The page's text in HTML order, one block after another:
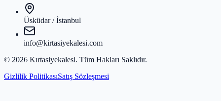
Üsküdar / İstanbul
info@kirtasiyekalesi.com
© 2026 Kırtasiyekalesi. Tüm Hakları Saklıdır.
Gizlilik PolitikasıSatış Sözleşmesi